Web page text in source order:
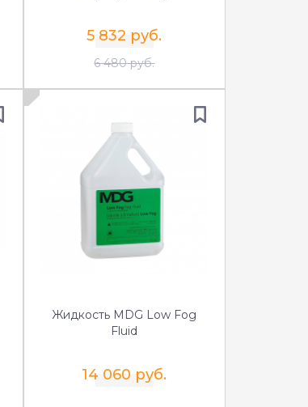
5 832 руб.
6 480 руб.
Жидкость MDG Low Fog
Fluid
14 060 руб.